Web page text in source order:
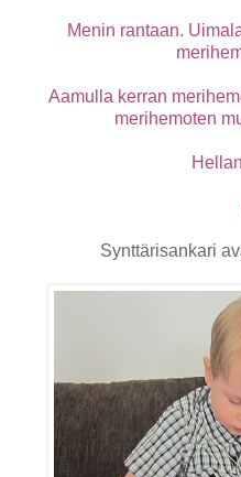
Menin rantaan.
Aamulla kerran
merihemoten
Synttärisankari